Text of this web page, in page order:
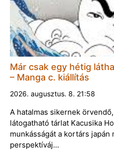
Már csak egy hétig
– Manga c. kiállítás
2026. augusztus. 8. 21:58
A hatalmas sikernek
látogatható tárlat Kacusika
munkásságát a kortárs japán
perspektíváj…